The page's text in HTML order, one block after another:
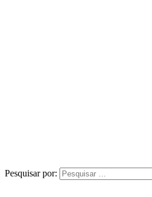
Pesquisar por: